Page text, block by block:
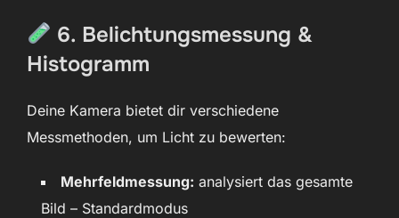
6. Belichtungsmessung &
Histogramm
Deine Kamera bietet dir verschiedene
Messmethoden, um Licht zu bewerten:
Mehrfeldmessung: analysiert das gesamte
Bild – Standardmodus